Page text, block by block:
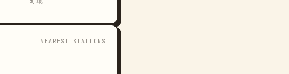
NEAREST STATIONS